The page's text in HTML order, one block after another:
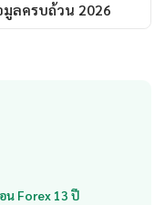
ลครบถ้วน 2026
น Forex 13 ปี